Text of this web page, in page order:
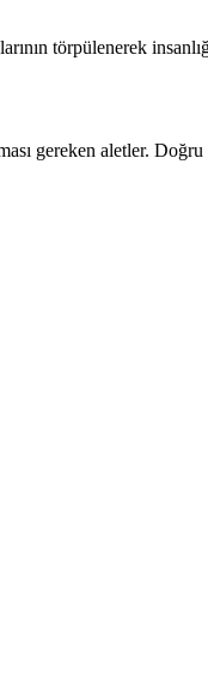
törpülenerek
gereken aletler. Doğru